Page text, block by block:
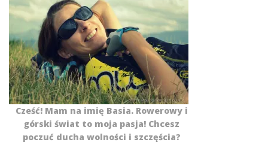
Cześć! Mam na imię Basia. Rowerowy i
górski świat to moja pasja! Chcesz
poczuć ducha wolności i szczęścia?